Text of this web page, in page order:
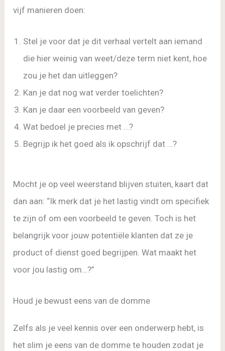
vijf manieren doen:
Stel je voor dat je dit verhaal vertelt aan iemand
die hier weinig van weet/deze term niet kent, hoe
zou je het dan uitleggen?
Kan je dat nog wat verder toelichten?
Kan je daar een voorbeeld van geven?
Wat bedoel je precies met …?
Begrijp ik het goed als ik opschrijf dat …?
Mocht je op veel weerstand blijven stuiten, kaart dat
dan aan: “Ik merk dat je het lastig vindt om specifiek
te zijn of om een voorbeeld te geven. Toch is het
belangrijk voor jouw potentiële klanten dat ze je
product of dienst goed begrijpen. Wat maakt het
voor jou lastig om…?”
Houd je bewust eens van de domme
Zelfs als je veel kennis over een onderwerp hebt, is
het slim je eens van de domme te houden zodat je